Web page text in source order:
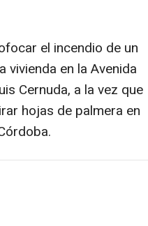
el incendio de un
vivienda en la Avenida
Cernuda, a la vez que
hojas de palmera en